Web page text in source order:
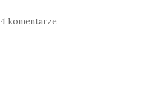
4 komentarze